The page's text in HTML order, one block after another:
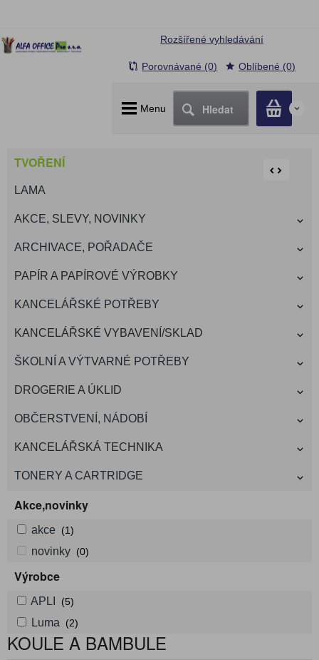
Menu Hledat 0
Rozšířené vyhledávání
Porovnávané (0) Oblíbené (0)
TVOŘENÍ
LAMA
AKCE, SLEVY, NOVINKY
ARCHIVACE, POŘADAČE
PAPÍR A PAPÍROVÉ VÝROBKY
KANCELÁŘSKÉ POTŘEBY
KANCELÁŘSKÉ VYBAVENÍ/SKLAD
ŠKOLNÍ A VÝTVARNÉ POTŘEBY
DROGERIE A ÚKLID
OBČERSTVENÍ, NÁDOBÍ
KANCELÁŘSKÁ TECHNIKA
TONERY A CARTRIDGE
Akce,novinky
akce (1)
novinky (0)
Výrobce
APLI (5)
Luma (2)
KOULE A BAMBULE